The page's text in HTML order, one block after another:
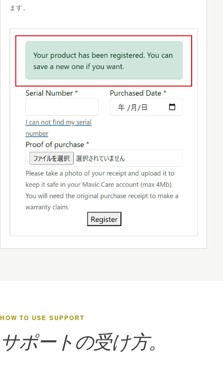
ます。
HOW TO USE SUPPORT
サポートの受け方。